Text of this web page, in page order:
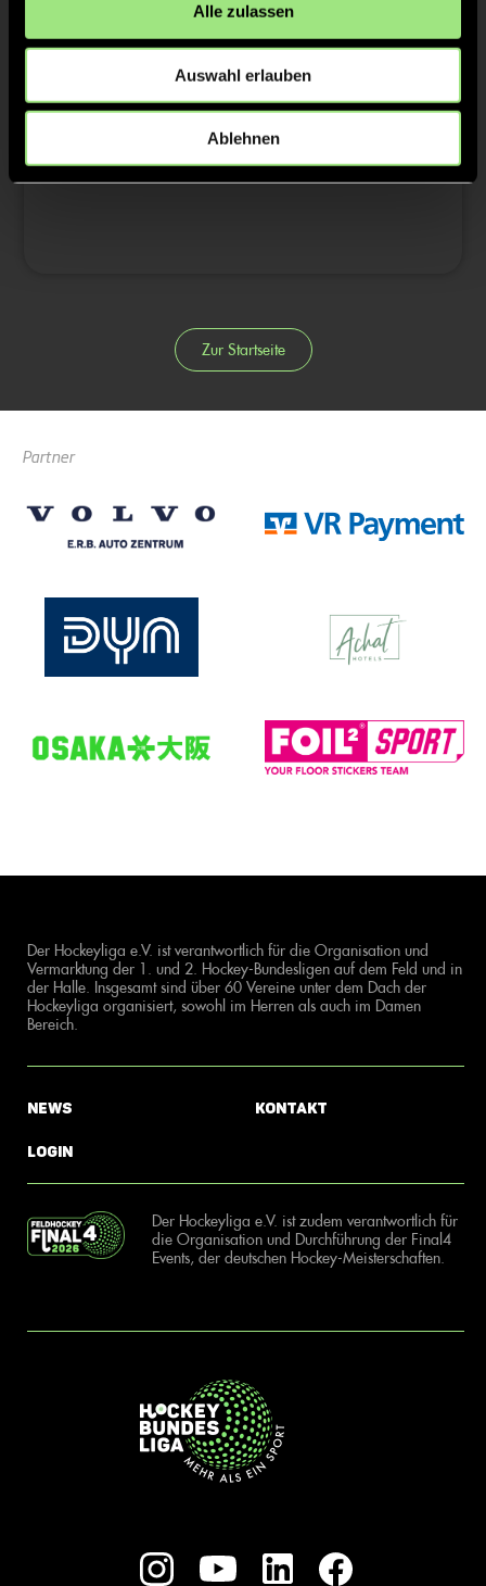
Alle zulassen
Auswahl erlauben
Ablehnen
2:3 3’
2/4
4/4
Zur Startseite
Partner
Der Hockeyliga e.V. ist verantwortlich für die Organisation und
Vermarktung der 1. und 2. Hockey-Bundesligen auf dem Feld und in
der Halle. Insgesamt sind über 60 Vereine unter dem Dach der
Hockeyliga organisiert, sowohl im Herren als auch im Damen
Bereich.
News
Login
Kontakt
Der Hockeyliga e.V. ist zudem verantwortlich für
die Organisation und Durchführung der Final4
Events, der deutschen Hockey-Meisterschaften.